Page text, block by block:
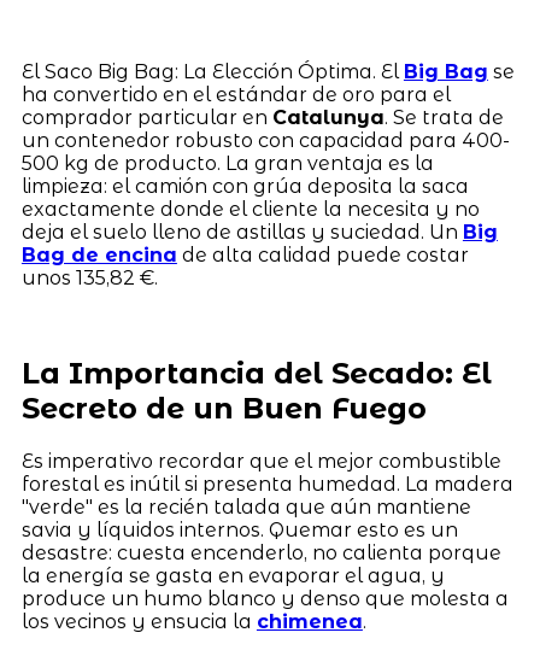
El Saco Big Bag: La Elección Óptima. El Big Bag se
ha convertido en el estándar de oro para el
comprador particular en Catalunya. Se trata de
un contenedor robusto con capacidad para 400-
500 kg de producto. La gran ventaja es la
limpieza: el camión con grúa deposita la saca
exactamente donde el cliente la necesita y no
deja el suelo lleno de astillas y suciedad. Un Big
Bag de encina de alta calidad puede costar
unos 135,82 €.
La Importancia del Secado: El
Secreto de un Buen Fuego
Es imperativo recordar que el mejor combustible
forestal es inútil si presenta humedad. La madera
"verde" es la recién talada que aún mantiene
savia y líquidos internos. Quemar esto es un
desastre: cuesta encenderlo, no calienta porque
la energía se gasta en evaporar el agua, y
produce un humo blanco y denso que molesta a
los vecinos y ensucia la chimenea.